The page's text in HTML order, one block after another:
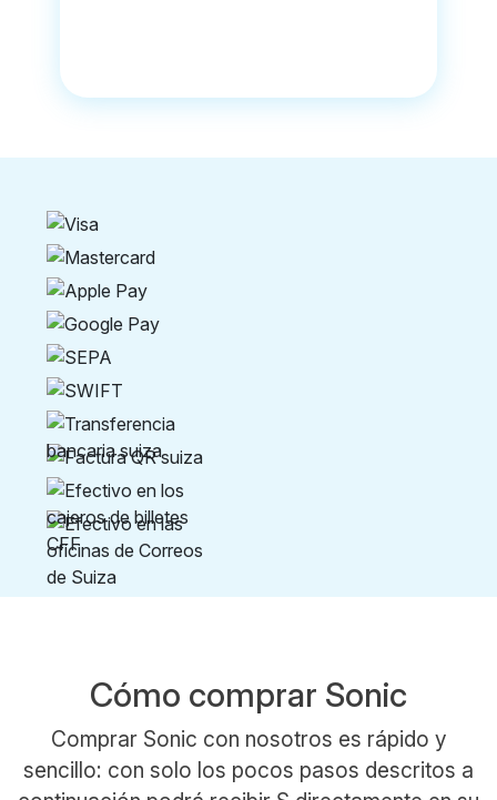
Cómo comprar Sonic
Comprar Sonic con nosotros es rápido y
sencillo: con solo los pocos pasos descritos a